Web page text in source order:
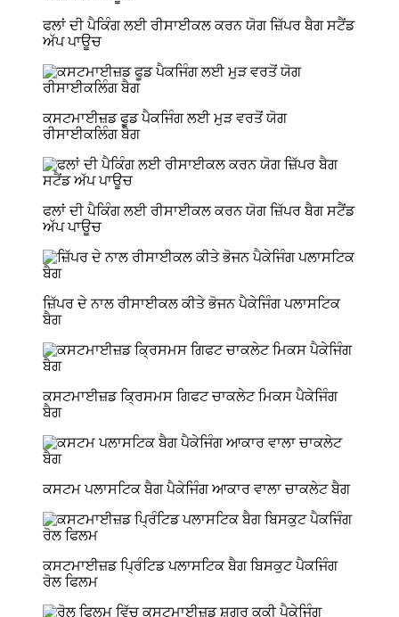
ਫਲਾਂ ਦੀ ਪੈਕਿੰਗ ਲਈ ਰੀਸਾਈਕਲ ਕਰਨ ਯੋਗ ਜ਼ਿੱਪਰ ਬੈਗ ਸਟੈਂਡ
ਅੱਪ ਪਾਊਚ
ਕਸਟਮਾਈਜ਼ਡ ਫੂਡ ਪੈਕਜਿੰਗ ਲਈ ਮੁੜ ਵਰਤੋਂ ਯੋਗ
ਰੀਸਾਈਕਲਿੰਗ ਬੈਗ
ਫਲਾਂ ਦੀ ਪੈਕਿੰਗ ਲਈ ਰੀਸਾਈਕਲ ਕਰਨ ਯੋਗ ਜ਼ਿੱਪਰ ਬੈਗ ਸਟੈਂਡ
ਅੱਪ ਪਾਊਚ
ਜ਼ਿੱਪਰ ਦੇ ਨਾਲ ਰੀਸਾਈਕਲ ਕੀਤੇ ਭੋਜਨ ਪੈਕੇਜਿੰਗ ਪਲਾਸਟਿਕ
ਬੈਗ
ਕਸਟਮਾਈਜ਼ਡ ਕ੍ਰਿਸਮਸ ਗਿਫਟ ਚਾਕਲੇਟ ਮਿਕਸ ਪੈਕੇਜਿੰਗ
ਬੈਗ
ਕਸਟਮ ਪਲਾਸਟਿਕ ਬੈਗ ਪੈਕੇਜਿੰਗ ਆਕਾਰ ਵਾਲਾ ਚਾਕਲੇਟ ਬੈਗ
ਕਸਟਮਾਈਜ਼ਡ ਪ੍ਰਿੰਟਿਡ ਪਲਾਸਟਿਕ ਬੈਗ ਬਿਸਕੁਟ ਪੈਕਜਿੰਗ
ਰੋਲ ਫਿਲਮ